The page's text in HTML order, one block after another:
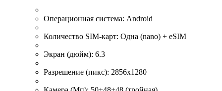
Операционная система: Android
Количество SIM-карт: Одна (nano) + eSIM
Экран (дюйм): 6.3
Разрешение (пикс): 2856x1280